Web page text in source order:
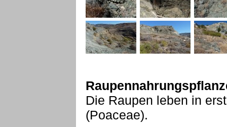
Die Raupen leben in
(Poaceae).